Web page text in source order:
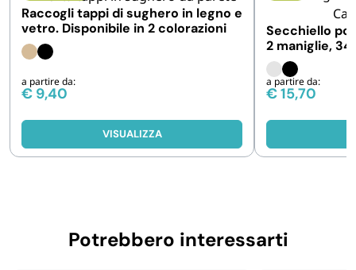
Raccogli tappi di sughero in legno e
vetro. Disponibile in 2 colorazioni
a partire da:
€ 9,40
VISUALIZZA
Secchiello
2 maniglie,
a partire da:
€15,70
Potrebbero interessarti